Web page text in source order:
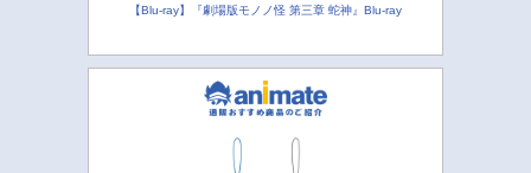
【Blu-ray】『劇場版モノノ怪 第三章 蛇神』Blu-ray